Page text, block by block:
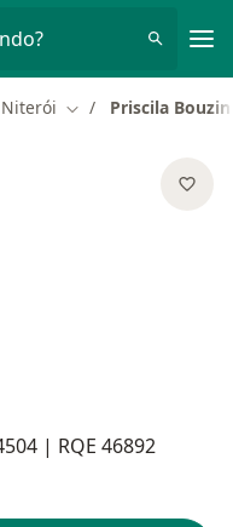
Niterói Mudar de cidade
Priscila Bouzin
| RQE 46892